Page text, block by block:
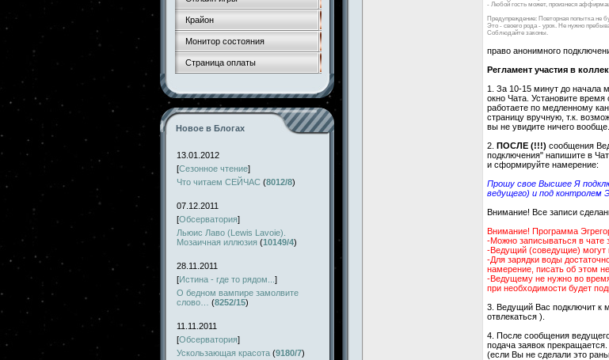
Крайон
Монитор состояния
Страница оплаты
Новое в Блогах
13.01.2012
[Сезонное чтение]
Что читаем СЕЙЧАС (8012/8)
07.12.2011
[Обсерватория]
Льюис Лаво (Lewis Lavoie).
Мозаичная иллюзия (10149/4)
28.11.2011
[Истина - где то рядом... ]
О бедном вампире замолвите
слово…
(8252/15)
11.11.2011
[Обсерватория]
Ускользающая красота (9180/7)
- Любой гость может, произнеся
Предупреждение: Повторная попытка не
Это - своего рода - урок. Не нужно
Соблюдайте законы.
право анонимного
Регламент участия в
1. За 10-15 минут до начала
окно Чата. Установите
работаете по медленному
страницу вручную, т.к.
вы не увидите ничего вообще.
2. ПОСЛЕ (!!!) сообщения
подключения" напишите в
и сформируйте намерение:
Прошу свое Высшее Я
ведущего) и под контролем
Внимание! Все записи
Внимание! Программа
-Можно записываться в чате
-Ведущий (соведущие) могут
-Для зарядки воды
намерение, писать об этом
-Ведущему не нужно во
при необходимости будет
3. Ведущий Вас подключит к
отвлекаться ).
4. После сообщения
подача заявок
(если Вы не сделали это